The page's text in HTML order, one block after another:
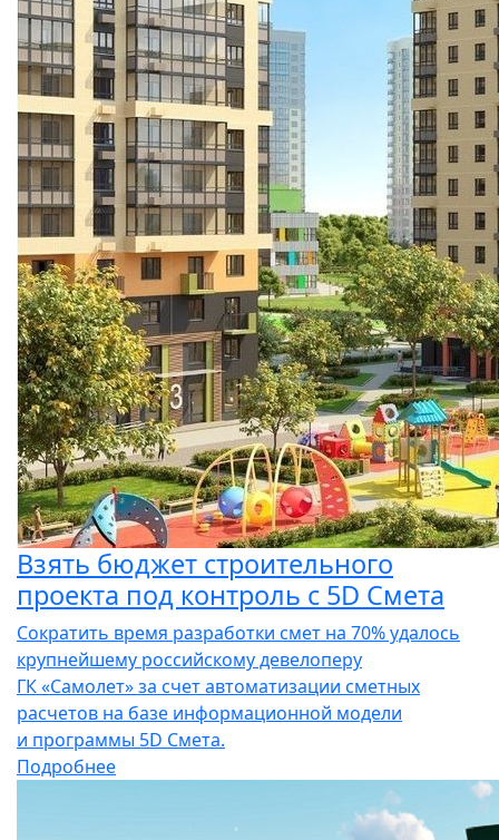
Взять бюджет строительного
проекта под контроль с 5D Смета
Сократить время разработки смет на 70% удалось
крупнейшему российскому девелоперу
ГК «Самолет» за счет автоматизации сметных
расчетов на базе информационной модели
и программы 5D Смета.
Подробнее